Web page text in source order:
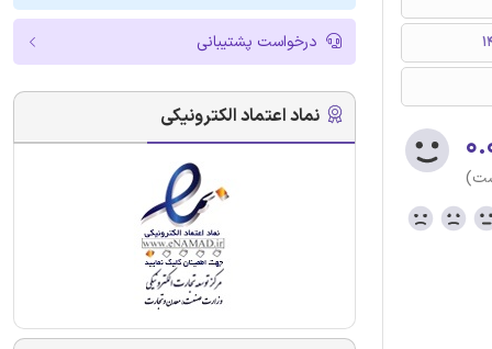
درخواست پشتیبانی
نماد اعتماد الکترونیکی